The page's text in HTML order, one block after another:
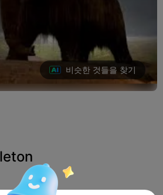
비슷한 것들을 찾기